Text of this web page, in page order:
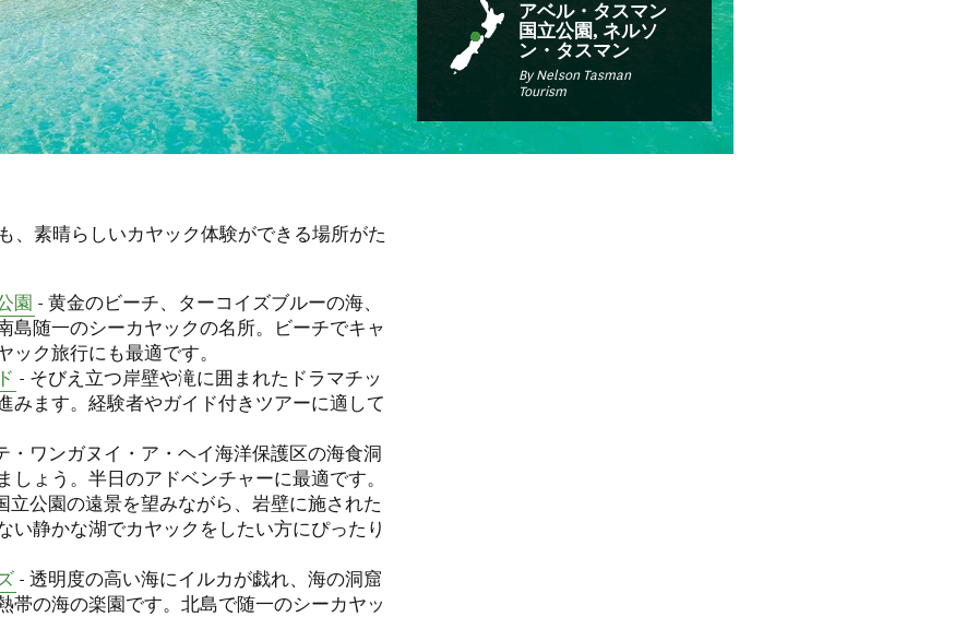
アベル・タスマン
国立公園, ネルソ
ン・タスマン
By Nelson Tasman
Tourism
、素晴らしいカヤック体験ができる場所がた
園 - 黄金のビーチ、ターコイズブルーの海、
島随一のシーカヤックの名所。ビーチでキャ
ック旅行にも最適です。
- そびえ立つ岸壁や滝に囲まれたドラマチッ
みます。経験者やガイド付きツアーに適して
・ワンガヌイ・ア・ヘイ海洋保護区の海食洞
しょう。半日のアドベンチャーに最適です。
立公園の遠景を望みながら、岩壁に施された
い静かな湖でカヤックをしたい方にぴったり
- 透明度の高い海にイルカが戯れ、海の洞窟
帯の海の楽園です。北島で随一のシーカヤッ